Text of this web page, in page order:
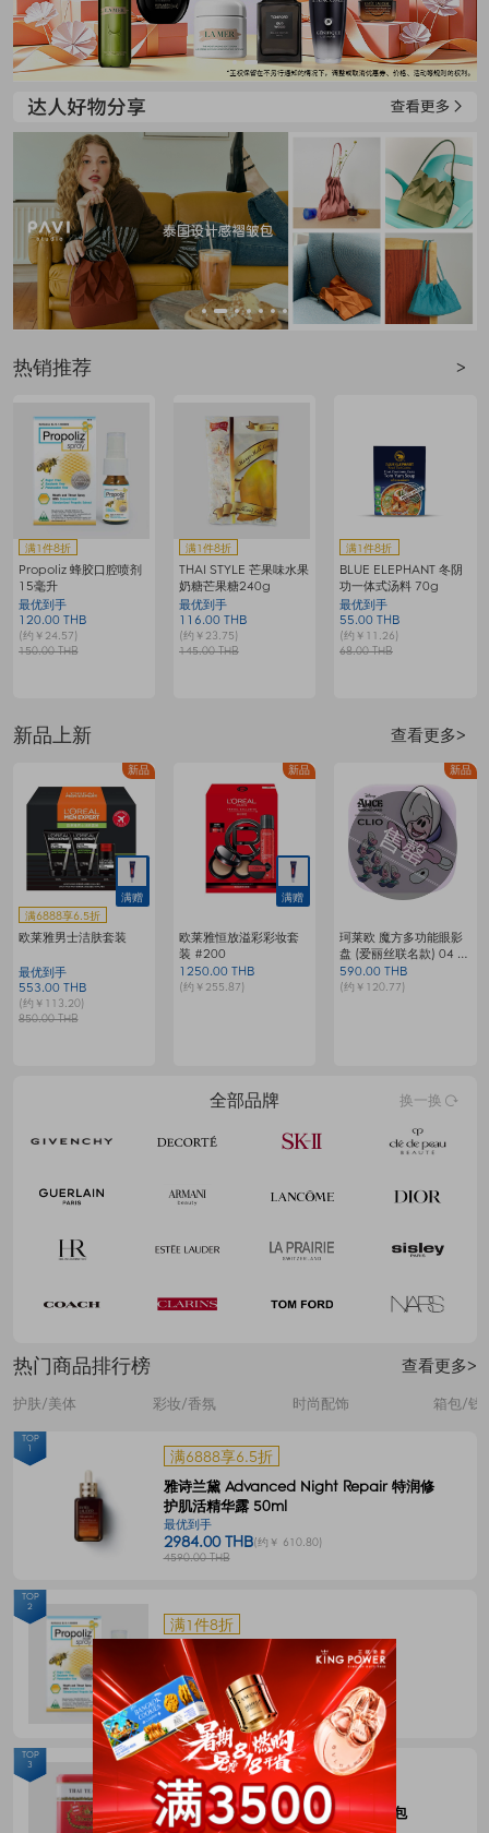
热销推荐 >
满1件8折
Propoliz 蜂胶口腔喷剂
15毫升
最优到手
120.00 THB
(约￥24.57)
150.00 THB
满1件8折
THAI STYLE 芒果味水果
奶糖芒果糖240g
最优到手
116.00 THB
(约￥23.75)
145.00 THB
满1件8折
BLUE ELEPHANT 冬阴
功一体式汤料 70g
最优到手
55.00 THB
(约￥11.26)
68.00 THB
新品上新 查看更多>
新品
满赠
满6888享6.5折
欧莱雅男士洁肤套装
最优到手
553.00 THB
(约￥113.20)
850.00 THB
新品
满赠
欧莱雅恒放溢彩彩妆套
装 #200
1250.00 THB
(约￥255.87)
新品
珂莱欧 魔方多功能眼影
盘 (爱丽丝联名款) 04 梦
境生蚝小生灵
590.00 THB
(约￥120.77)
全部品牌 换一换
热门商品排行榜 查看更多>
护肤/美体 彩妆/香氛 时尚配饰 箱包/钱
满6888享6.5折
雅诗兰黛 Advanced Night Repair 特润修
护肌活精华露 50ml
最优到手
2984.00 THB(约￥ 610.80)
4590.00 THB
TOP
1
满1件8折
Propoliz 蜂胶口腔喷剂 15毫升
最优到手
120.00 THB(约￥ 24.57)
150.00 THB
TOP
2
满1件8折
CHATRAMUE泰国手标红茶包4g*50包
TOP
3